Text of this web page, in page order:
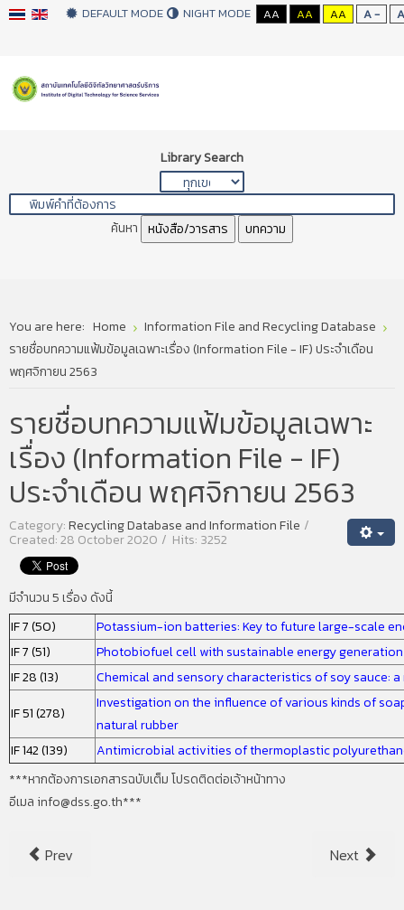
DEFAULT MODE NIGHT MODE AA AA AA A - A
Library Search
ค้นหา หนังสือ/วารสาร บทความ
You are here: Home
Information File and Recycling Database
รายชื่อบทความแฟ้มข้อมูลเฉพาะเรื่อง (Information File - IF) ประจำเดือน
พฤศจิกายน 2563
รายชื่อบทความแฟ้มข้อมูลเฉพาะ
เรื่อง (Information File - IF)
ประจำเดือน พฤศจิกายน 2563
Category:Recycling Database and Information File
Created: 28 October 2020 Hits: 3252
มีจำนวน 5 เรื่อง ดังนี้
IF 7 (50)
Potassium-ion batteries: Key to future large-scale
IF 7 (51)
Photobiofuel cell with sustainable energy
IF 28 (13)
Chemical and sensory characteristics of soy sauce: a
IF 51 (278)
Investigation on the influence of various kinds of
natural rubber
IF 142 (139)
Antimicrobial activities of thermoplastic
***หากต้องการเอกสารฉบับเต็ม โปรดติดต่อเจ้าหน้าทาง
อีเมล info@dss.go.th***
Prev Next